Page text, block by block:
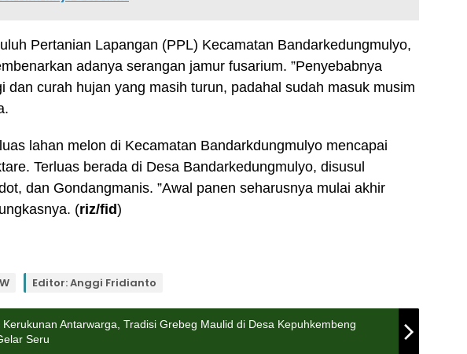
Pertanian Lapangan (PPL) Kecamatan Bandarkedungmulyo,
adanya serangan jamur fusarium. ”Penyebabnya
dan curah hujan yang masih turun, padahal sudah masuk musim
lahan melon di Kecamatan Bandarkdungmulyo mencapai
Terluas berada di Desa Bandarkedungmulyo, disusul
dan Gondangmanis. ”Awal panen seharusnya mulai akhir
(riz/fid)
Editor: Anggi Fridianto
Kerukunan Antarwarga, Tradisi Grebeg Maulid di Desa Kepuhkembeng
Seru